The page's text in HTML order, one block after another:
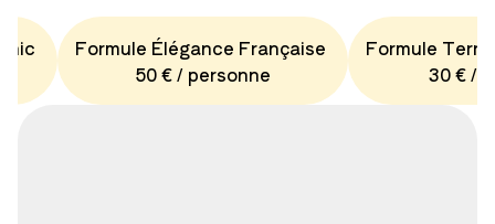
Formule Élégance Française
50 € / personne
Formule
30 € /